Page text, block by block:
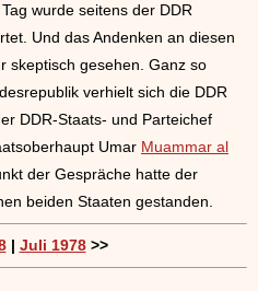
wurde seitens der DDR
Und das Andenken an diesen
skeptisch gesehen. Ganz so
verhielt sich die DDR
DDR-Staats- und Parteichef
Umar Muammar al
der Gespräche hatte der
beiden Staaten gestanden.
| Juli 1978>>